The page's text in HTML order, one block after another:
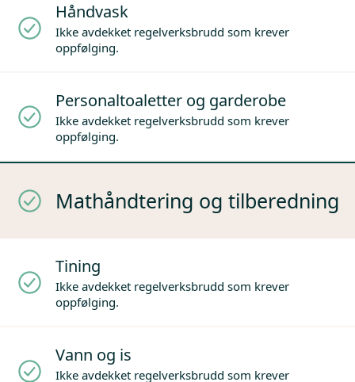
Håndvask
Ikke avdekket regelverksbrudd som krever
oppfølging.
Personaltoaletter og garderobe
Ikke avdekket regelverksbrudd som krever
oppfølging.
Mathåndtering og tilberedning
Tining
Ikke avdekket regelverksbrudd som krever
oppfølging.
Vann og is
Ikke avdekket regelverksbrudd som krever